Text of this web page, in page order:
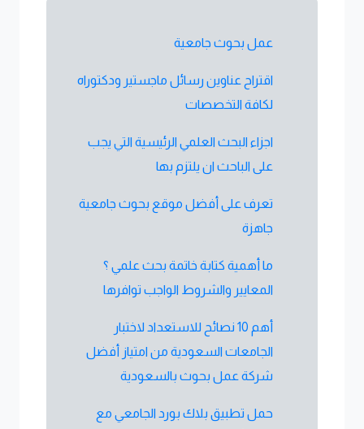
عمل بحوث جامعية
اقتراح عناوين رسائل ماجستير ودكتوراه
لكافة التخصصات
اجزاء البحث العلمي الرئيسية التي يجب
على الباحث ان يلتزم بها
تعرف على أفضل موقع بحوث جامعية
جاهزة
ما أهمية كتابة خاتمة بحث علمي ؟
المعايير والشروط الواجب توافرها
أهم 10 نصائح للاستعداد لاختبار
الجامعات السعودية من امتياز أفضل
شركة عمل بحوث بالسعودية
حمل تطبيق بلاك بورد الجامعي مع